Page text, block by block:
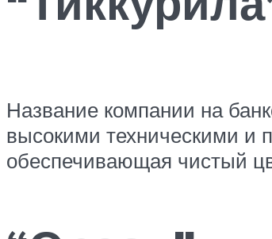
Название компании на
высокими техническими и
обеспечивающая чистый